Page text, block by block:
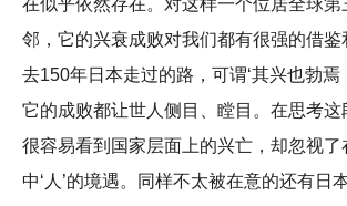
在似乎依然存在。对这样一个位居全球第
邻，它的兴衰成败对我们都有很强的借鉴
去150年日本走过的路，可谓‘其兴也勃焉
它的成败都让世人侧目、瞠目。在思考这
很容易看到国家层面上的兴亡，却忽视了
中‘人’的境遇。同样不太被在意的还有日